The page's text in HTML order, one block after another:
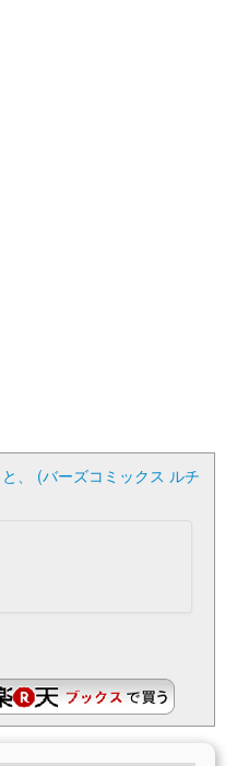
、 (バーズコミックス ルチ